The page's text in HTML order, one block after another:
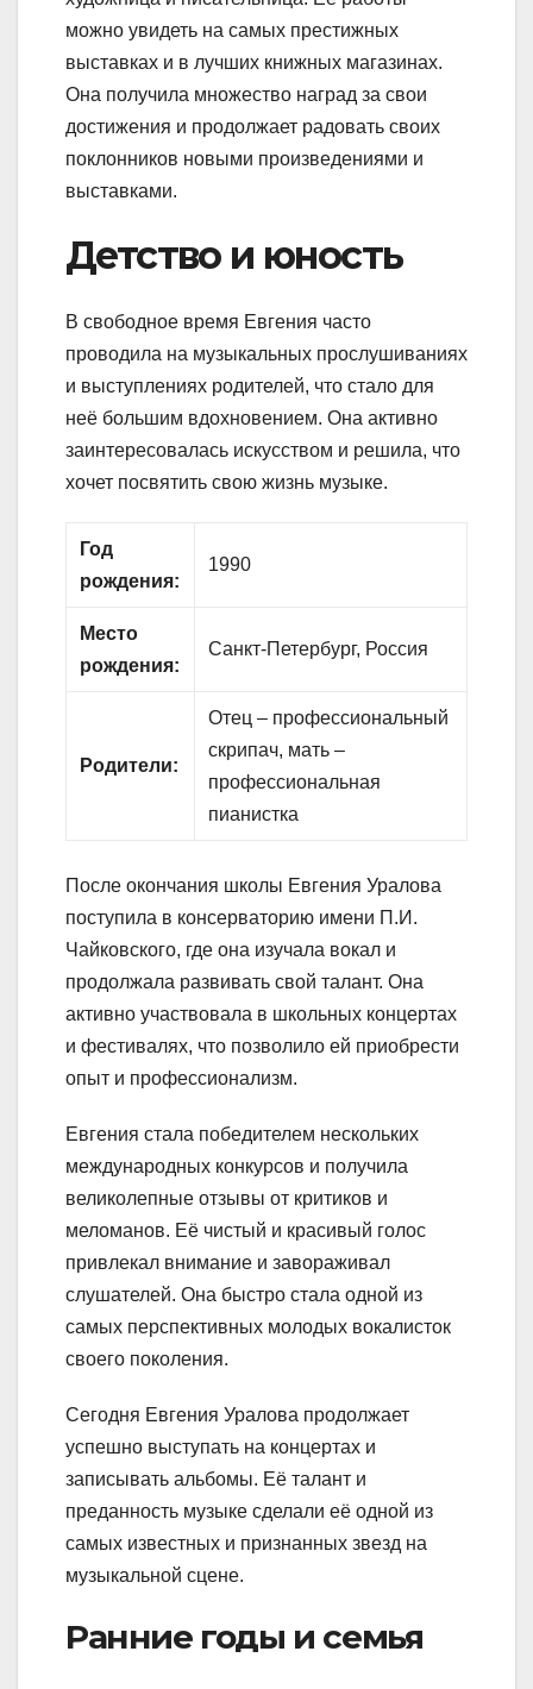
можно увидеть на самых престижных
выставках и в лучших книжных магазинах.
Она получила множество наград за свои
достижения и продолжает радовать своих
поклонников новыми произведениями и
выставками.
Детство и юность
В свободное время Евгения часто
проводила на музыкальных прослушиваниях
и выступлениях родителей, что стало для
неё большим вдохновением. Она активно
заинтересовалась искусством и решила, что
хочет посвятить свою жизнь музыке.
Год
рождения:
1990
Место
рождения:
Санкт-Петербург, Россия
Родители:
Отец – профессиональный
скрипач, мать –
профессиональная
пианистка
После окончания школы Евгения Уралова
поступила в консерваторию имени П.И.
Чайковского, где она изучала вокал и
продолжала развивать свой талант. Она
активно участвовала в школьных концертах
и фестивалях, что позволило ей приобрести
опыт и профессионализм.
Евгения стала победителем нескольких
международных конкурсов и получила
великолепные отзывы от критиков и
меломанов. Её чистый и красивый голос
привлекал внимание и завораживал
слушателей. Она быстро стала одной из
самых перспективных молодых вокалисток
своего поколения.
Сегодня Евгения Уралова продолжает
успешно выступать на концертах и
записывать альбомы. Её талант и
преданность музыке сделали её одной из
самых известных и признанных звезд на
музыкальной сцене.
Ранние годы и семья